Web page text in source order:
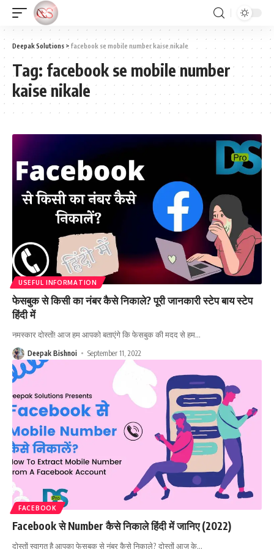
Deepak Solutions > facebook se mobile number kaise nikale
Tag: facebook se mobile number
kaise nikale
USEFUL INFORMATION
फेसबुक से किसी का नंबर कैसे निकाले? पूरी जानकारी स्टेप बाय स्टेप
हिंदी में
नमस्कार दोस्तों! आज हम आपको बताएंगे कि फेसबुक की मदद से हम…
Deepak Bishnoi September 11, 2022
FACEBOOK
Facebook से Number कैसे निकाले हिंदी में जानिए (2022)
दोस्तों स्वागत है आपका फेसबुक से नंबर कैसे निकाले? दोस्तों आज के…